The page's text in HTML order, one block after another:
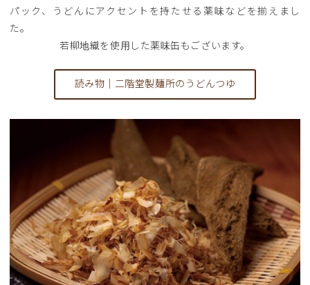
パック、うどんにアクセントを持たせる薬味などを揃えまし
た。
若柳地織を使用した薬味缶もございます。
読み物｜二階堂製麺所のうどんつゆ